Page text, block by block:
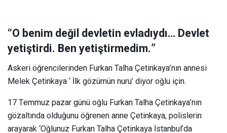
“O benim değil devletin evladıydı… Devlet
yetiştirdi. Ben yetiştirmedim.”
Askeri öğrencilerinden Furkan Talha Çetinkaya’nın annesi
Melek Çetinkaya ‘ İlk gözümün nuru’ diyor oğlu için.
17 Temmuz pazar günü oğlu Furkan Talha Çetinkaya’nın
gözaltında olduğunu öğrenen anne Çetinkaya, polislerin
arayarak ‘Oğlunuz Furkan Talha Çetinkaya İstanbul’da